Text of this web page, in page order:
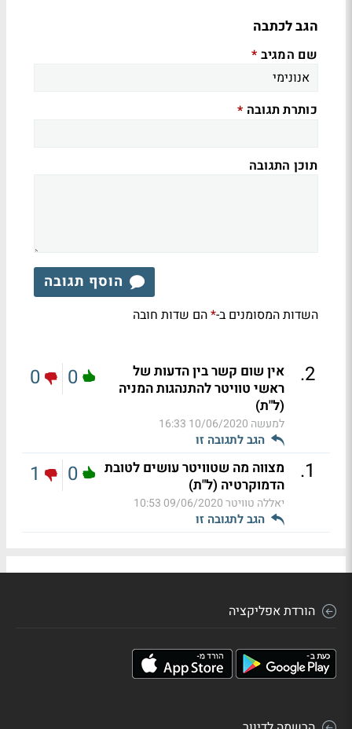
הגב לכתבה
שם המגיב *
כותרת תגובה *
תוכן התגובה
הוסף תגובה
השדות המסומנים ב-*הם שדות חובה
2
.
אין שום קשר בין הדעות של
ראשי טוויטר להתנהגות המניה
(ל"ת)
למעשה 10/06/2020 16:33
הגב לתגובה זו
0
0
1
.
מצווה מה שטוויטר עושים לטובת
הדמוקרטיה (ל"ת)
יאללה טוויטר09/06/2020 10:53
הגב לתגובה זו
0
1
הורדת אפליקציה